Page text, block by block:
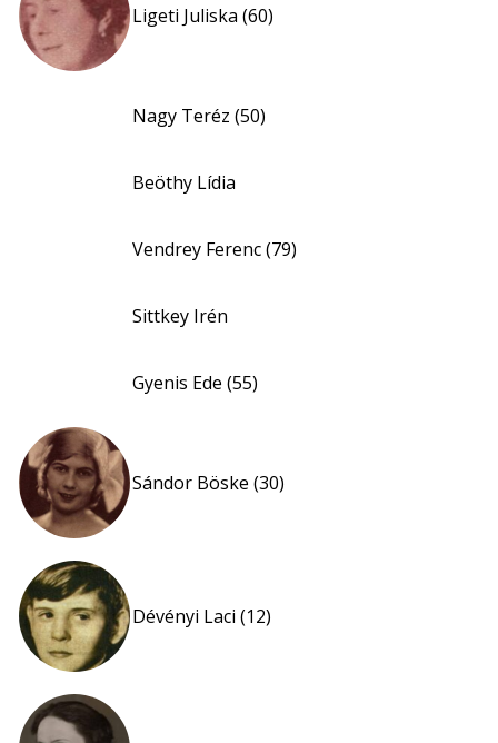
Ligeti Juliska (60)
Nagy Teréz (50)
Beöthy Lídia
Vendrey Ferenc (79)
Sittkey Irén
Gyenis Ede (55)
Sándor Böske (30)
Dévényi Laci (12)